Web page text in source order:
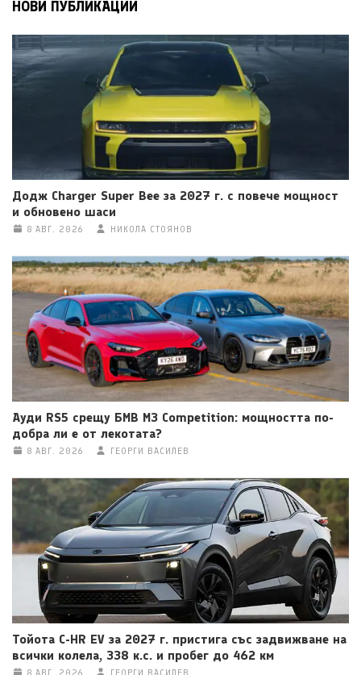
НОВИ ПУБЛИКАЦИИ
Додж Charger Super Bee за 2027 г. с повече мощност
и обновено шаси
8 АВГ. 2026 НИКОЛА СТОЯНОВ
Ауди RS5 срещу БМВ M3 Competition: мощността по-
добра ли е от лекотата?
8 АВГ. 2026 ГЕОРГИ ВАСИЛЕВ
Тойота C-HR EV за 2027 г. пристига със задвижване на
всички колела, 338 к.с. и пробег до 462 км
8 АВГ. 2026 ГЕОРГИ ВАСИЛЕВ